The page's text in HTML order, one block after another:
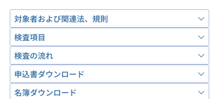
対象者および関連法、規則
検査項目
検査の流れ
申込書ダウンロード
名簿ダウンロード